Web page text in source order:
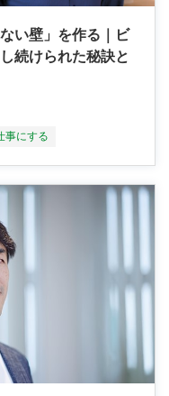
い壁」を作る｜ビ
続けられた秘訣と
事にする